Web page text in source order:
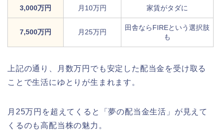
3,000万円 月10万円 家賃がタダに
7,500万円 月25万円
田舎ならFIREという選択肢
も
上記の通り、月数万円でも安定した配当金を受け取る
ことで生活にゆとりが生まれます。
月25万円を超えてくると「夢の配当金生活」が見えて
くるのも高配当株の魅力。